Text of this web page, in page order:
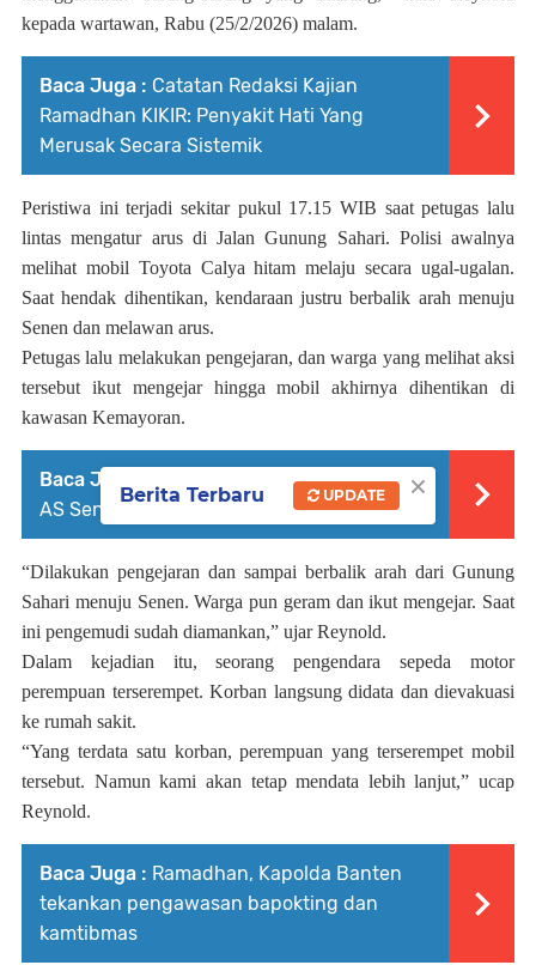
kepada wartawan, Rabu (25/2/2026) malam.
Baca Juga : Catatan Redaksi Kajian
Ramadhan KIKIR: Penyakit Hati Yang
Merusak Secara Sistemik
Peristiwa ini terjadi sekitar pukul 17.15 WIB saat petugas lalu
lintas mengatur arus di Jalan Gunung Sahari. Polisi awalnya
melihat mobil Toyota Calya hitam melaju secara ugal-ugalan.
Saat hendak dihentikan, kendaraan justru berbalik arah menuju
Senen dan melawan arus.
Petugas lalu melakukan pengejaran, dan warga yang melihat aksi
tersebut ikut mengejar hingga mobil akhirnya dihentikan di
kawasan Kemayoran.
Baca Juga :
Prabowo Saksikan 11 MoU RI–
AS Senilai 38,4 Miliar Dolar AS
“Dilakukan pengejaran dan sampai berbalik arah dari Gunung
Sahari menuju Senen. Warga pun geram dan ikut mengejar. Saat
ini pengemudi sudah diamankan,” ujar Reynold.
Dalam kejadian itu, seorang pengendara sepeda motor
perempuan terserempet. Korban langsung didata dan dievakuasi
ke rumah sakit.
“Yang terdata satu korban, perempuan yang terserempet mobil
tersebut. Namun kami akan tetap mendata lebih lanjut,” ucap
Reynold.
Baca Juga : Ramadhan, Kapolda Banten
tekankan pengawasan bapokting dan
kamtibmas
×
Berita Terbaru UPDATE